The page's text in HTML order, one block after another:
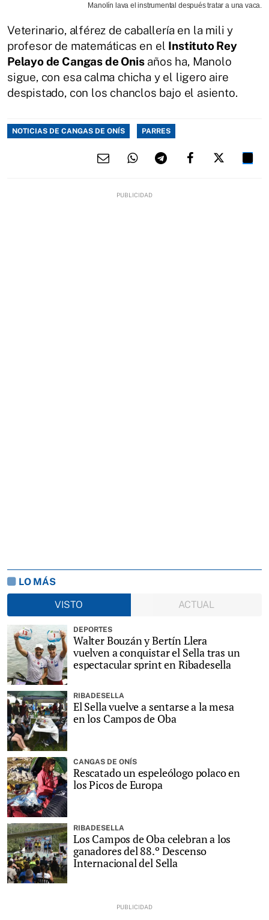
Manolín lava el instrumental después tratar a una vaca.
Veterinario, alférez de caballería en la mili y
profesor de matemáticas en el Instituto Rey
Pelayo de Cangas de Onisaños ha, Manolo
sigue, con esa calma chicha y el ligero aire
despistado, con los chanclos bajo el asiento.
NOTICIAS DE CANGAS DE ONÍS PARRES
LO MÁS
VISTO
ACTUAL
DEPORTES
Walter Bouzán y Bertín Llera
vuelven a conquistar el Sella tras un
espectacular sprint en Ribadesella
RIBADESELLA
El Sella vuelve a sentarse a la mesa
en los Campos de Oba
CANGAS DE ONÍS
Rescatado un espeleólogo polaco en
los Picos de Europa
RIBADESELLA
Los Campos de Oba celebran a los
ganadores del 88.º Descenso
Internacional del Sella